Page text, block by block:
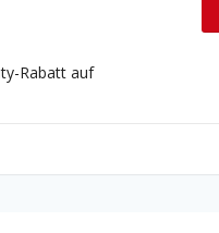
Rabatt auf